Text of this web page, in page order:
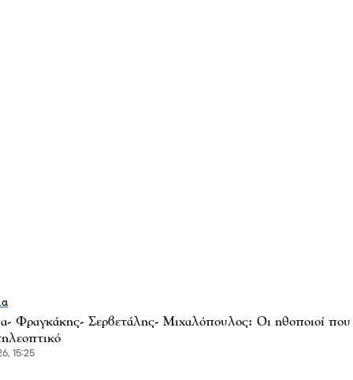
Φραγκάκης- Σερβετάλης- Μιχαλόπουλος: Οι ηθοποιοί που
15:25